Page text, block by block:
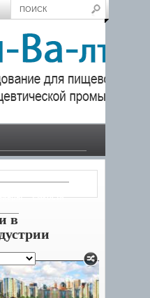
Емкости
в